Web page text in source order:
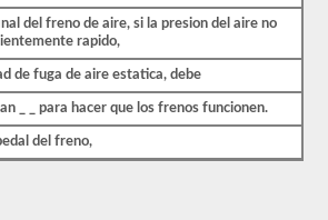
del freno de aire, si la presion del aire no
rapido,
de fuga de aire estatica, debe
_ _ para hacer que los frenos funcionen.
del freno,